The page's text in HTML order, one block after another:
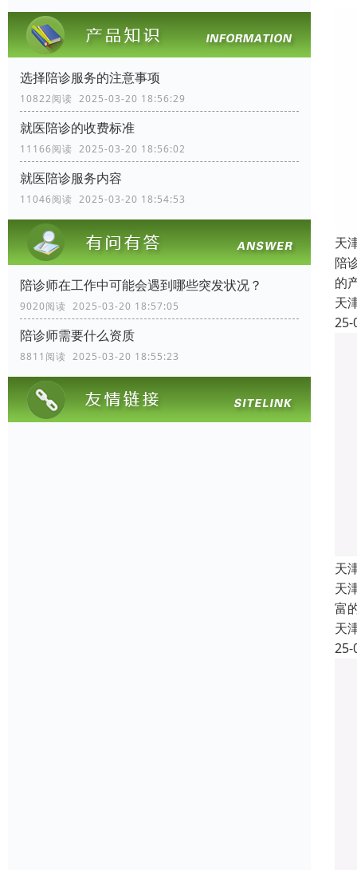
选择陪诊服务的注意事项
10822阅读 2025-03-20 18:56:29
就医陪诊的收费标准
11166阅读 2025-03-20 18:56:02
就医陪诊服务内容
11046阅读 2025-03-20 18:54:53
陪诊师在工作中可能会遇到哪些突发状况？
9020阅读 2025-03-20 18:57:05
陪诊师需要什么资质
8811阅读 2025-03-20 18:55:23
天
陪
的
天
25-
天
天
富
天
25-